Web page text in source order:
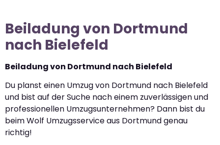
Beiladung von Dortmund
nach Bielefeld
Beiladung von Dortmund nach Bielefeld
Du planst einen Umzug von Dortmund nach Bielefeld
und bist auf der Suche nach einem zuverlässigen und
professionellen Umzugsunternehmen? Dann bist du
beim Wolf Umzugsservice aus Dortmund genau
richtig!